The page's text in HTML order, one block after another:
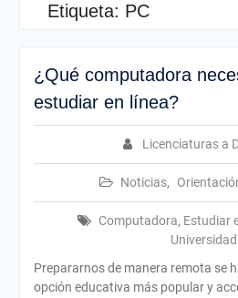
Etiqueta: PC
¿Qué computadora
estudiar en línea?
Licenciaturas a
Noticias,
Computadora, Estudiar
Universidad
Prepararnos de manera remota se
opción educativa más popular y